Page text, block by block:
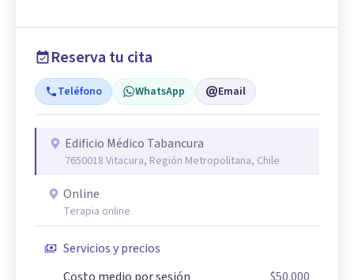
Reserva tu cita
Teléfono WhatsApp Email
Edificio Médico Tabancura
7650018 Vitacura, Región Metropolitana, Chile
Online
Terapia online
Servicios y precios